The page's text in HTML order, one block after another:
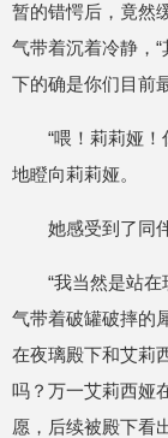
暂的错愕后，竟然
气带着沉着冷静，
下的确是你们目前
“喂！莉莉娅
地瞪向莉莉娅。
她感受到了同
“我当然是站
气带着破罐破摔的
在夜璃殿下和艾莉
吗？万一艾莉西娅
愿，后续被殿下看